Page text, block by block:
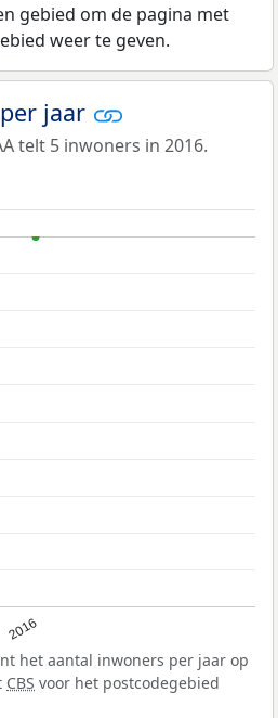
gebied om de pagina met
weer te geven.
jaar
telt 5 inwoners in 2016.
2016
het aantal inwoners per jaar op
CBS voor het postcodegebied